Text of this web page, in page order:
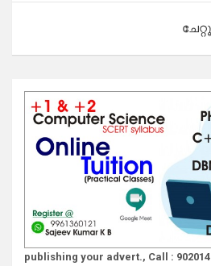
publishing your advert., Call :